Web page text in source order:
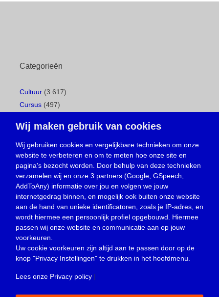
Categorieën
Cultuur (3.617)
Cursus (497)
Gemeentepagina(104)
Ingezonden brief(539)
Media(156)
Nieuws (23.330)
Oproep(734)
Overlijden(39)
Podcast(18)
prijsvraag (5)
Religie (1.438)
Service(226)
Wij maken gebruik van cookies
Wij gebruiken cookies en vergelijkbare technieken om onze
website te verbeteren en om te meten hoe onze site en
pagina's bezocht worden. Door behulp van deze technieken
verzamelen wij en onze 3 partners (Google, GSpeech,
AddToAny) informatie over jou en volgen we jouw
internetgedrag binnen, en mogelijk ook buiten onze website
aan de hand van unieke identificatoren, zoals je IP-adres, en
wordt hiermee een persoonlijk profiel opgebouwd. Hiermee
passen wij onze website en communicatie aan op jouw
voorkeuren.
Uw cookie voorkeuren zijn altijd aan te passen door op de
knop "Privacy Instellingen" te drukken in het hoofdmenu.
Lees onze Privacy policy |